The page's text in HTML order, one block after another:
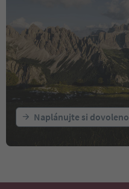
Naplánujte si